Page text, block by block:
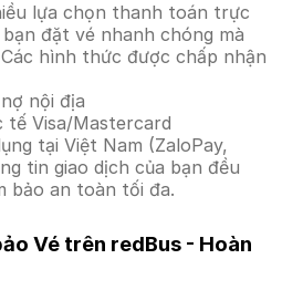
lựa chọn thanh toán trực
đặt vé nhanh chóng mà
hình thức được chấp nhận
nội địa
tế Visa/Mastercard
tại Việt Nam (ZaloPay,
tin giao dịch của bạn đều
bảo an toàn tối đa.
Vé trên redBus - Hoàn